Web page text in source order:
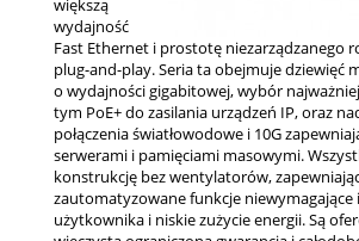
większą
wydajność
Fast Ethernet i prostotę niezarządzanego
plug-and-play. Seria ta obejmuje dziewięć
o wydajności gigabitowej, wybór
tym PoE+ do zasilania urządzeń IP, oraz
połączenia światłowodowe i 10G
serwerami i pamięciami masowymi.
konstrukcję bez wentylatorów,
zautomatyzowane funkcje niewymagające
użytkownika i niskie zużycie energii. Są